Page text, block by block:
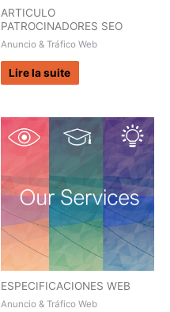
ARTICULO
PATROCINADORES SEO
Anuncio & Tráfico Web
Lire la suite
ESPECIFICACIONES WEB
Anuncio & Tráfico Web